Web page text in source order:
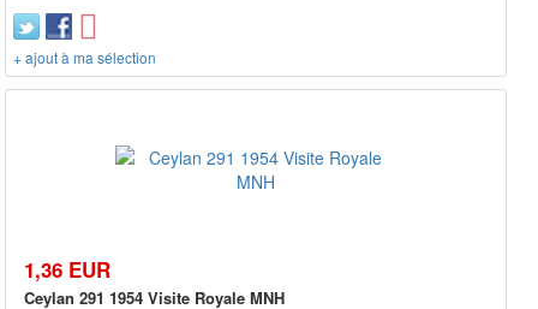
+ ajout à ma sélection
1,36 EUR
Ceylan 291 1954 Visite Royale MNH